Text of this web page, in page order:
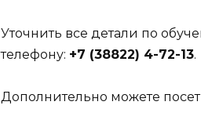
Уточнить все детали по
телефону: +7 (38822) 4-72-13.
Дополнительно можете